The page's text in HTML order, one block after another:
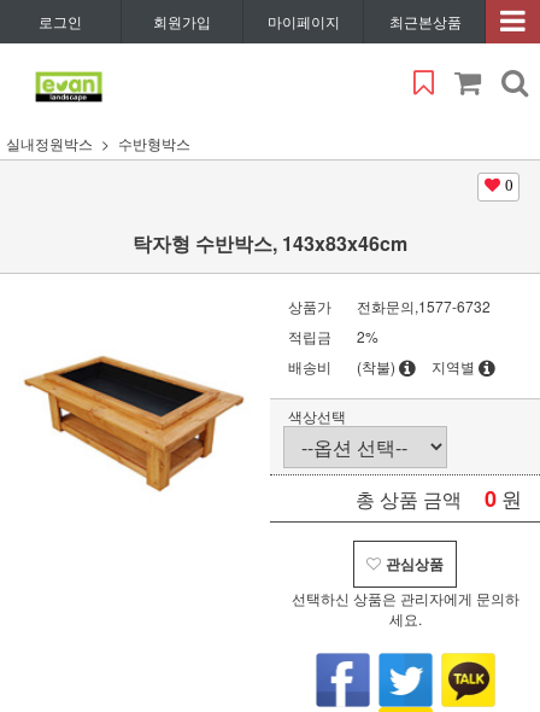
로그인 회원가입 마이페이지 최근본상품
실내정원박스 수반형박스
0
탁자형 수반박스, 143x83x46cm
상품가
전화문의,1577-6732
적립금
2%
배송비
(착불) 지역별
색상선택
총 상품 금액 0 원
관심상품
선택하신 상품은 관리자에게 문의하
세요.